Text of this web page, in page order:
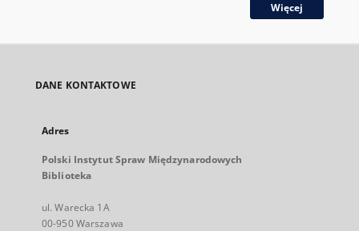
Więcej
DANE KONTAKTOWE
Adres
Polski Instytut Spraw Międzynarodowych
Biblioteka
ul. Warecka 1A
00-950 Warszawa